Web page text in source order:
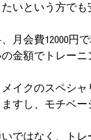
いという方で
月会費12000円
金額でトレー
イクのスペシ
すし、モチベ
ではなく、ト